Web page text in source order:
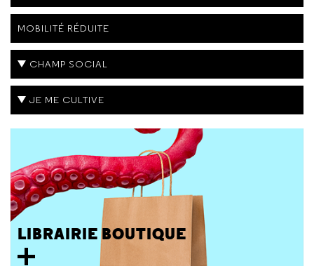
MOBILITÉ RÉDUITE
CHAMP SOCIAL
JE ME CULTIVE
LIBRAIRIE BOUTIQUE